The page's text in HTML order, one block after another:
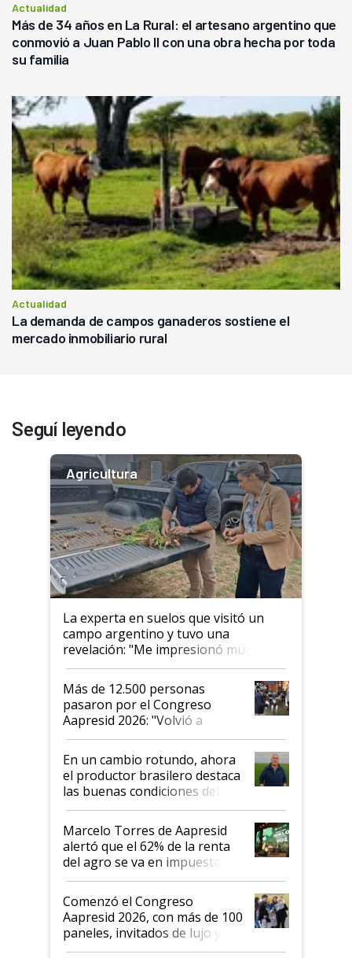
Actualidad
Más de 34 años en La Rural: el artesano argentino que
conmovió a Juan Pablo II con una obra hecha por toda
su familia
Actualidad
La demanda de campos ganaderos sostiene el
mercado inmobiliario rural
Seguí leyendo
Agricultura
La experta en suelos que visitó un
campo argentino y tuvo una
revelación: "Me impresionó mucho"
Más de 12.500 personas
pasaron por el Congreso
Aapresid 2026: "Volvió a
demostrar que hablar del
suelo es hablar de todo el
sistema productivo"
En un cambio rotundo, ahora
el productor brasilero destaca
las buenas condiciones del
agro argentino para invertir:
"Los veo más motivados"
Marcelo Torres de Aapresid
alertó que el 62% de la renta
del agro se va en impuestos:
"No es bueno que en
Argentina se sigan discutiendo
las mismas cosas de hace 50
años"
Comenzó el Congreso
Aapresid 2026, con más de 100
paneles, invitados de lujo y
todas las tendencias